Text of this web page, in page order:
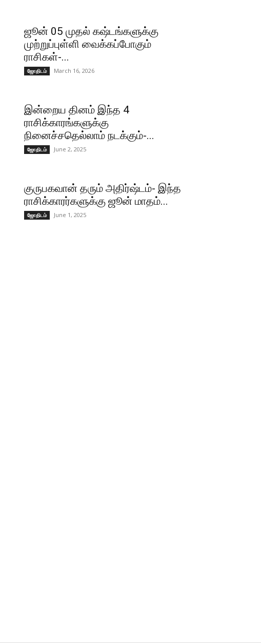
ஜூன் 05 முதல் கஷ்டங்களுக்கு
முற்றுப்புள்ளி வைக்கப்போகும்
ராசிகள்-...
ஜோதிடம் March 16, 2026
இன்றைய தினம் இந்த 4
ராசிக்காரங்களுக்கு
நினைச்சதெல்லாம் நடக்கும்-...
ஜோதிடம் June 2, 2025
குருபகவான் தரும் அதிர்ஷ்டம்- இந்த
ராசிக்காரர்களுக்கு ஜூன் மாதம்...
ஜோதிடம் June 1, 2025